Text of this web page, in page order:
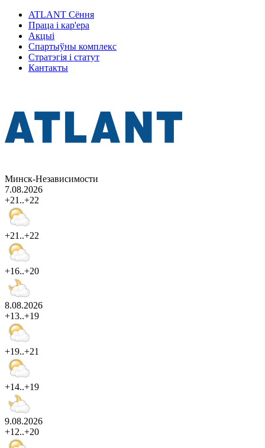
ATLANT Сёння
Праца і кар'ера
Акцыі
Спартыўны комплекс
Стратэгія і статут
Кантакты
Минск-Независимости
7.08.2026
+21..+22
+21..+22
+16..+20
8.08.2026
+13..+19
+19..+21
+14..+19
9.08.2026
+12..+20